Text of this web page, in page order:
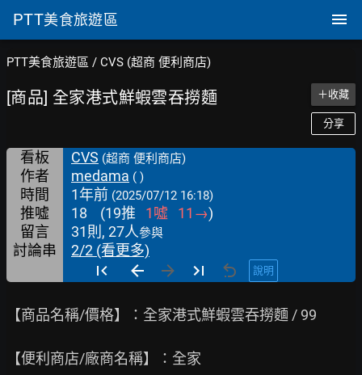
PTT美食旅遊區
PTT美食旅遊區 / CVS (超商 便利商店)
[商品] 全家港式鮮蝦雲吞撈麵 ＋收藏
分享
看板 CVS (超商 便利商店)
作者 medama ( )
時間 1年前 (2025/07/12 16:18)
推噓 18 (19推 1噓 11 →)
留言
31則, 27人參與
討論串 2/2 (看更多)
說明
【商品名稱/價格】：全家港式鮮蝦雲吞撈麵 / 99
【便利商店/廠商名稱】：全家